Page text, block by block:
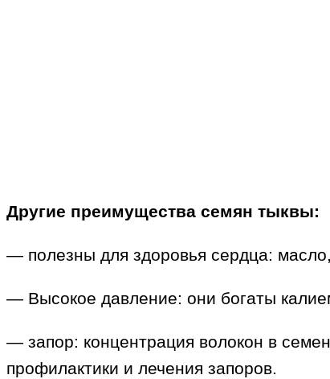
Другие преимущества семян тыквы:
— полезны для здоровья сердца:
— Высокое давление: они богаты
— запор: концентрация волокон в
профилактики и лечения запоров.